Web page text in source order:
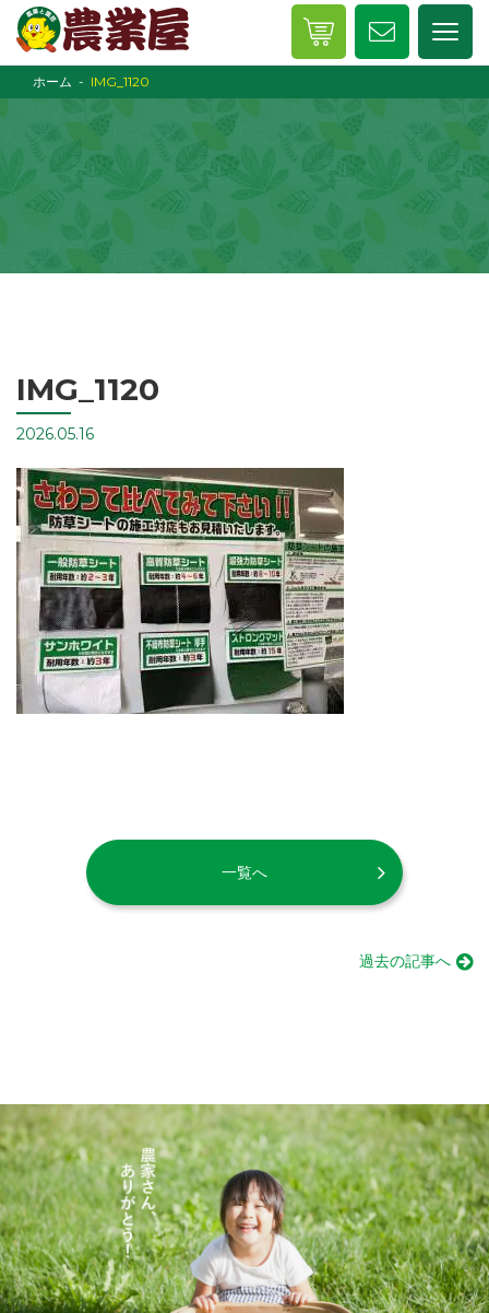
ホーム IMG_1120
IMG_1120
2026.05.16
一覧へ
過去の記事へ